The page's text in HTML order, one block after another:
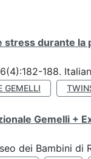
stress durante
188.
GEMELLI
Gemelli +
dei Bambini di